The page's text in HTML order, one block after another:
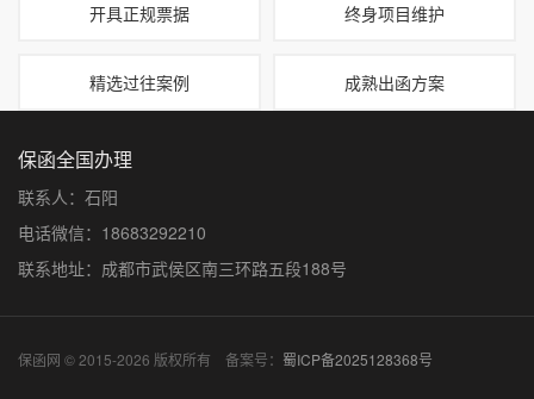
开具正规票据 终身项目维护
精选过往案例 成熟出函方案
保函全国办理
联系人：石阳
电话微信：18683292210
联系地址：成都市武侯区南三环路五段188号
保函网 © 2015-2026 版权所有 备案号： 蜀ICP备2025128368号